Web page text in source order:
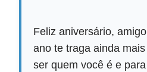
Feliz aniversário,
ano te traga ainda
ser quem você é e